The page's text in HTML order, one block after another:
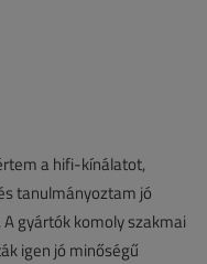
a hifi-kínálatot,
tanulmányoztam jó
gyártók komoly szakmai
igen jó minőségű